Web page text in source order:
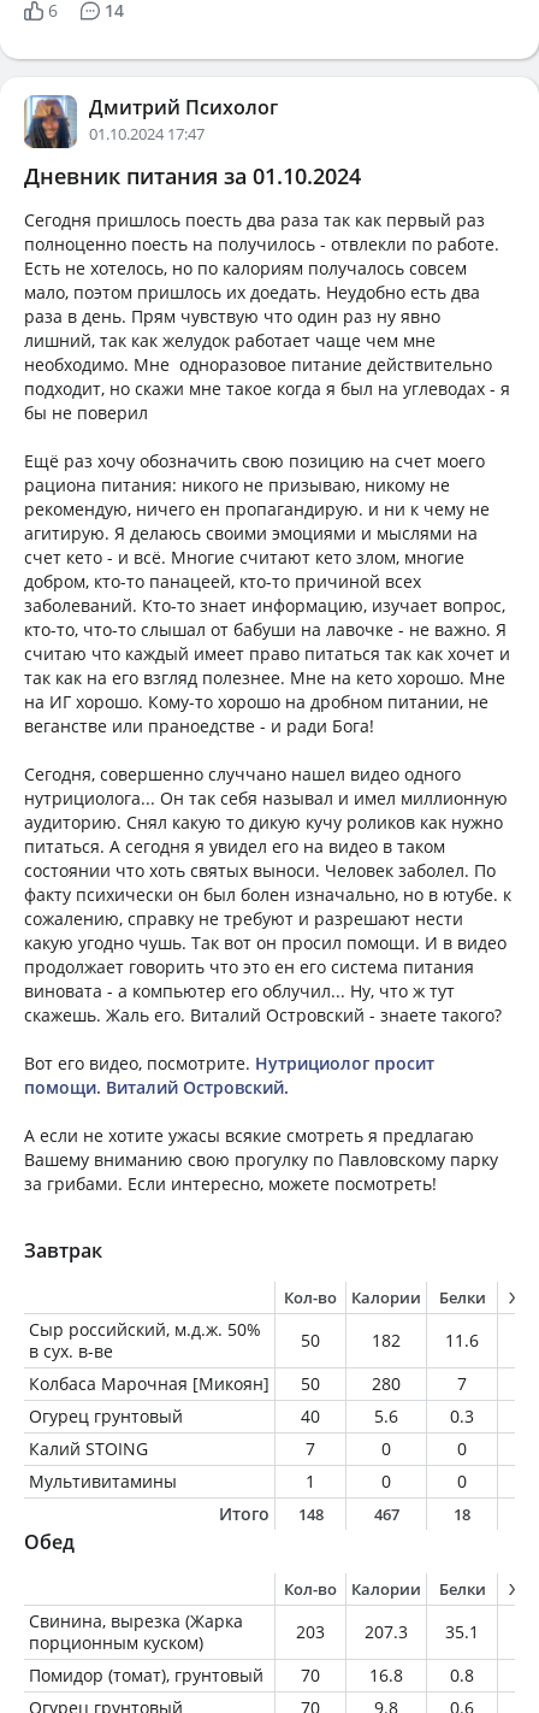
6
14
Дмитрий Психолог
01.10.2024 17:47
Дневник питания за 01.10.2024
Сегодня пришлось поесть два раза так как первый раз
полноценно поесть на получилось - отвлекли по работе.
Есть не хотелось, но по калориям получалось совсем
мало, поэтом пришлось их доедать. Неудобно есть два
раза в день. Прям чувствую что один раз ну явно
лишний, так как желудок работает чаще чем мне
необходимо. Мне одноразовое питание действительно
подходит, но скажи мне такое когда я был на углеводах - я
бы не поверил
Ещё раз хочу обозначить свою позицию на счет моего
рациона питания: никого не призываю, никому не
рекомендую, ничего ен пропагандирую. и ни к чему не
агитирую. Я делаюсь своими эмоциями и мыслями на
счет кето - и всё. Многие считают кето злом, многие
добром, кто-то панацеей, кто-то причиной всех
заболеваний. Кто-то знает информацию, изучает вопрос,
кто-то, что-то слышал от бабуши на лавочке - не важно. Я
считаю что каждый имеет право питаться так как хочет и
так как на его взгляд полезнее. Мне на кето хорошо. Мне
на ИГ хорошо. Кому-то хорошо на дробном питании, не
веганстве или праноедстве - и ради Бога!
Сегодня, совершенно случчано нашел видео одного
нутрициолога... Он так себя называл и имел миллионную
аудиторию. Снял какую то дикую кучу роликов как нужно
питаться. А сегодня я увидел его на видео в таком
состоянии что хоть святых выноси. Человек заболел. По
факту психически он был болен изначально, но в ютубе. к
сожалению, справку не требуют и разрешают нести
какую угодно чушь. Так вот он просил помощи. И в видео
продолжает говорить что это ен его система питания
виновата - а компьютер его облучил... Ну, что ж тут
скажешь. Жаль его. Виталий Островский - знаете такого?
Вот его видео, посмотрите. Нутрициолог просит
помощи. Виталий Островский.
А если не хотите ужасы всякие смотреть я предлагаю
Вашему вниманию свою прогулку по Павловскому парку
за грибами. Если интересно, можете посмотреть!
Завтрак
Кол-во Калории Белки
Сыр российский, м.д.ж. 50%
в сух. в-ве
50 182 11.6
Колбаса Марочная [Микоян]
50 280 7
Огурец грунтовый
40 5.6 0.3
Калий STOING
7 0 0
Мультивитамины
1 0 0
Итого
148 467 18
Обед
Кол-во Калории Белки
Свинина, вырезка (Жарка
порционным куском)
203 207.3 35.1
Помидор (томат), грунтовый
70 16.8 0.8
Огурец грунтовый
70 9.8 0.6